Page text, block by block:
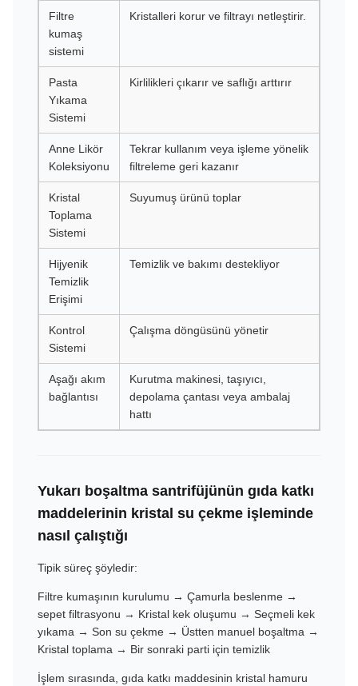
Filtre
kumaş
sistemi
Kristalleri korur ve filtrayı netleştirir.
Pasta
Yıkama
Sistemi
Kirlilikleri çıkarır ve saflığı arttırır
Anne Likör
Koleksiyonu
Tekrar kullanım veya işleme yönelik
filtreleme geri kazanır
Kristal
Toplama
Sistemi
Suyumuş ürünü toplar
Hijyenik
Temizlik
Erişimi
Temizlik ve bakımı destekliyor
Kontrol
Sistemi
Çalışma döngüsünü yönetir
Aşağı akım
bağlantısı
Kurutma makinesi, taşıyıcı,
depolama çantası veya ambalaj
hattı
Yukarı boşaltma santrifüjünün gıda katkı
maddelerinin kristal su çekme işleminde
nasıl çalıştığı
Tipik süreç şöyledir:
Filtre kumaşının kurulumu → Çamurla beslenme →
sepet filtrasyonu → Kristal kek oluşumu → Seçmeli kek
yıkama → Son su çekme → Üstten manuel boşaltma →
Kristal toplama → Bir sonraki parti için temizlik
İşlem sırasında, gıda katkı maddesinin kristal hamuru